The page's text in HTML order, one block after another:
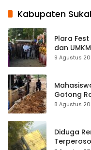
Kabupaten
Plara
dan
9 Agustus
Gotong
Majelis
8 Agustus
Diduga